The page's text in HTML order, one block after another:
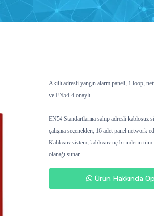
Akıllı adresli yangın alarm paneli, 1 loop,
ve EN54-4 onaylı
EN54 Standartlarına sahip adresli kablosuz
çalışma seçenekleri, 16 adet panel network
Kablosuz sistem, kablosuz uç birimlerin tüm
olanağı sunar.
Ürün Hakkında